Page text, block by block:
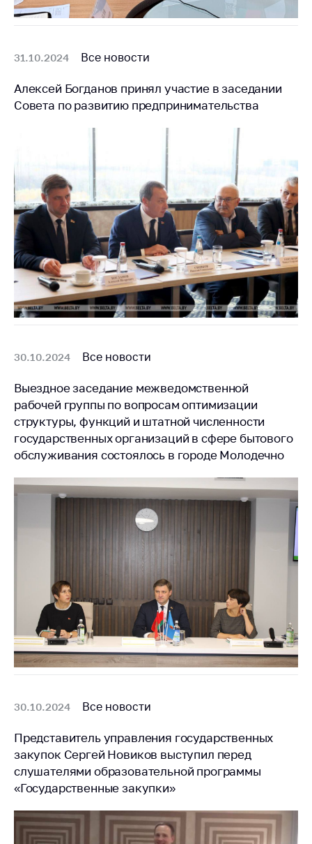
31.10.2024 Все новости
Алексей Богданов принял участие в заседании
Совета по развитию предпринимательства
30.10.2024 Все новости
Выездное заседание межведомственной
рабочей группы по вопросам оптимизации
структуры, функций и штатной численности
государственных организаций в сфере бытового
обслуживания состоялось в городе Молодечно
30.10.2024 Все новости
Представитель управления государственных
закупок Сергей Новиков выступил перед
слушателями образовательной программы
«Государственные закупки»